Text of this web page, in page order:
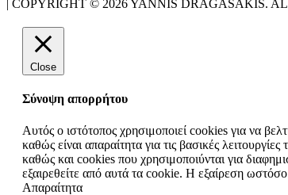
| COPYRIGHT © 2026 YANNIS DRAGASAKIS.
Close
Σύνοψη απορρήτου
Αυτός ο ιστότοπος χρησιμοποιεί cookies για να
καθώς είναι απαραίτητα για τις βασικές
καθώς και cookies που χρησιμοποιύνται για
εξαιρεθείτε από αυτά τα cookie. Η εξαίρεση
Απαραίτητα